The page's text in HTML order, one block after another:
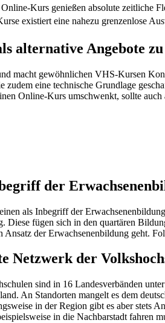
Kurs genießen absolute zeitliche
existiert eine nahezu grenzenlose
alternative Angebote
macht gewöhnlichen VHS-Kursen
zudem eine technische Grundlage
Online-Kurs umschwenkt, sollte
der
als Inbegriff der
Diese fügen sich in den quartären
Ansatz der Erwachsenenbildung geht.
Netzwerk der
sind in 16 Landesverbänden
An Standorten mangelt es dem
in der Region gibt es aber stets
in die Nachbarstadt fahren